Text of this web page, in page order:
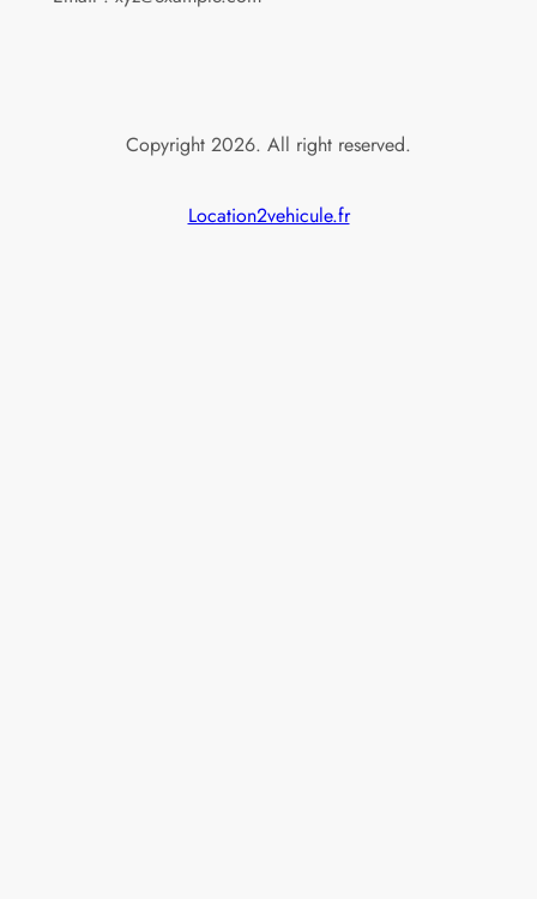
Copyright 2026. All right reserved.
Location2vehicule.fr